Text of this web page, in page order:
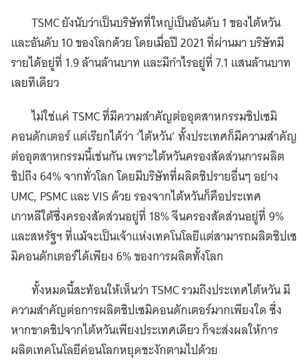
TSMC ยังนับว่าเป็นบริษัทที่ใหญ่เป็นอันดับ 1 ของไต้หวัน
และอันดับ 10 ของโลกด้วย โดยเมื่อปี 2021 ที่ผ่านมา บริษัทมี
รายได้อยู่ที่ 1.9 ล้านล้านบาท และมีกำไรอยู่ที่ 7.1 แสนล้านบาท
เลยทีเดียว
ไม่ใช่แค่ TSMC ที่มีความสำคัญต่ออุตสาหกรรมชิปเซมิ
คอนดักเตอร์ แต่เรียกได้ว่า ‘ไต้หวัน’ ทั้งประเทศก็มีความสำคัญ
ต่ออุตสาหกรรมนี้เช่นกัน เพราะไต้หวันครองสัดส่วนการผลิต
ชิปถึง 64% จากทั่วโลก โดยมีบริษัทที่ผลิตชิปรายอื่นๆ อย่าง
UMC, PSMC และ VIS ด้วย รองจากไต้หวันก็คือประเทศ
เกาหลีใต้ซึ่งครองสัดส่วนอยู่ที่ 18% จีนครองสัดส่วนอยู่ที่ 9%
และสหรัฐฯ ที่แม้จะเป็นเจ้าแห่งเทคโนโลยีแต่สามารถผลิตชิปเซ
มิคอนดักเตอร์ได้เพียง 6% ของการผลิตทั้งโลก
ทั้งหมดนี้สะท้อนให้เห็นว่า TSMC รวมถึงประเทศไต้หวัน มี
ความสำคัญต่อการผลิตชิปเซมิคอนดักเตอร์มากเพียงใด ซึ่ง
หากขาดชิปจากไต้หวันเพียงประเทศเดียว ก็จะส่งผลให้การ
ผลิตเทคโนโลยีค่อนโลกหยุดชะงักตามไปด้วย